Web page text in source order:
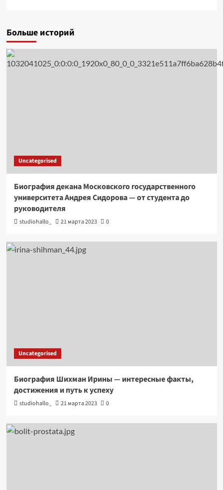
Больше историй
Uncategorised
Биография декана Московского государственного
университета Андрея Сидорова — от студента до
руководителя
studiohallo_ 21 марта 2023 0
Uncategorised
Биография Шихман Ирины — интересные факты,
достижения и путь к успеху
studiohallo_ 21 марта 2023 0